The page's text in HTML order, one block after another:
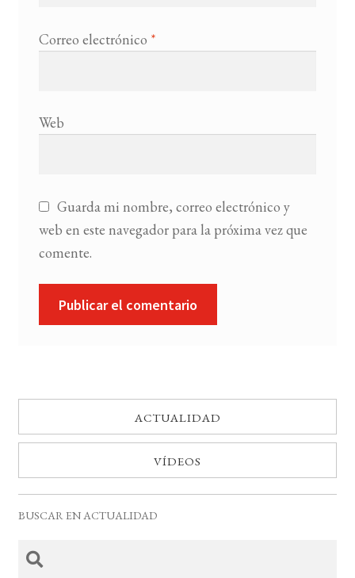
Correo electrónico *
Web
Guarda mi nombre, correo electrónico y
web en este navegador para la próxima vez que
comente.
ACTUALIDAD
VÍDEOS
BUSCAR EN ACTUALIDAD